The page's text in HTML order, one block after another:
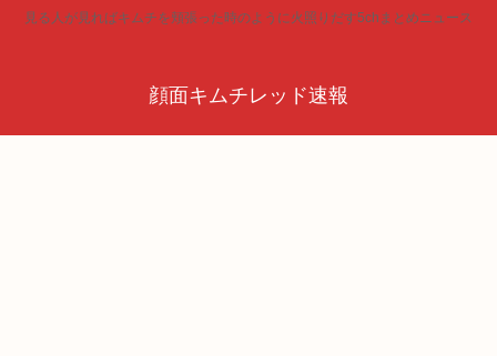
見る人が見ればキムチを頬張った時のように火照りだす5chまとめニュース
顔面キムチレッド速報